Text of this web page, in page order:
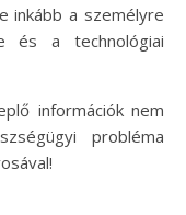
inkább a személyre
és a technológiai
információk nem
probléma